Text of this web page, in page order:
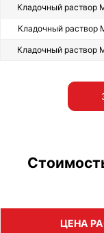
Кладочный раствор
Кладочный раствор
Кладочный раствор
ЦЕНА